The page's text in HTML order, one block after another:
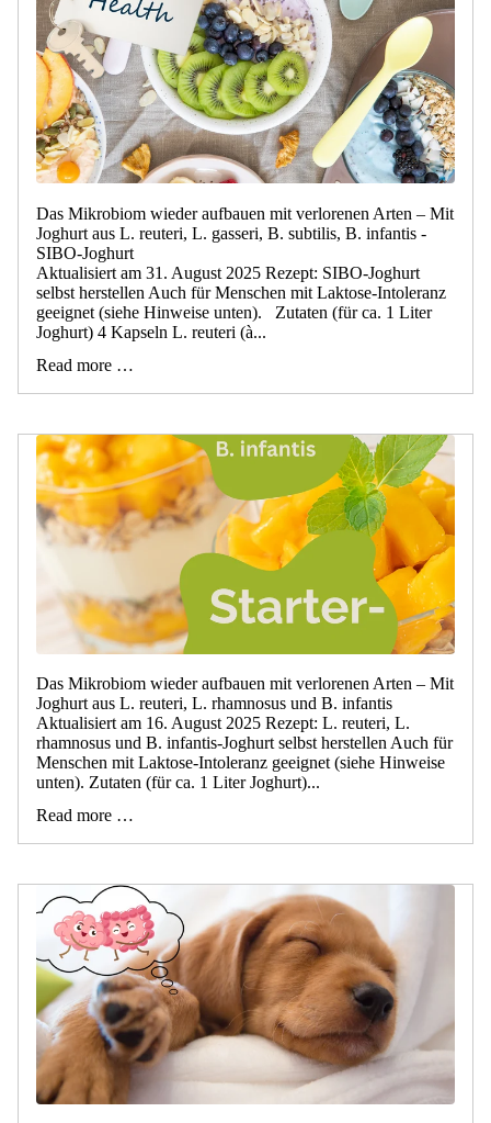
Das Mikrobiom wieder aufbauen mit verlorenen Arten – Mit
Joghurt aus L. reuteri, L. gasseri, B. subtilis, B. infantis -
SIBO-Joghurt
Aktualisiert am 31. August 2025 Rezept: SIBO-Joghurt
selbst herstellen Auch für Menschen mit Laktose-Intoleranz
geeignet (siehe Hinweise unten). Zutaten (für ca. 1 Liter
Joghurt) 4 Kapseln L. reuteri (à...
Read more …
Das Mikrobiom wieder aufbauen mit verlorenen Arten – Mit
Joghurt aus L. reuteri, L. rhamnosus und B. infantis
Aktualisiert am 16. August 2025 Rezept: L. reuteri, L.
rhamnosus und B. infantis-Joghurt selbst herstellen Auch für
Menschen mit Laktose-Intoleranz geeignet (siehe Hinweise
unten). Zutaten (für ca. 1 Liter Joghurt)...
Read more …